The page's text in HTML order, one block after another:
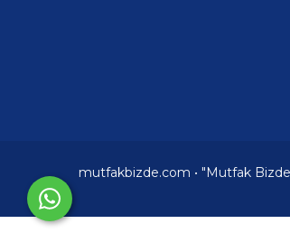
mutfakbizde.com • "Mutfak